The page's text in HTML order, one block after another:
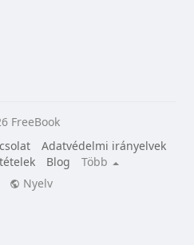
FreeBook
Adatvédelmi irányelvek
Blog
Több
Nyelv